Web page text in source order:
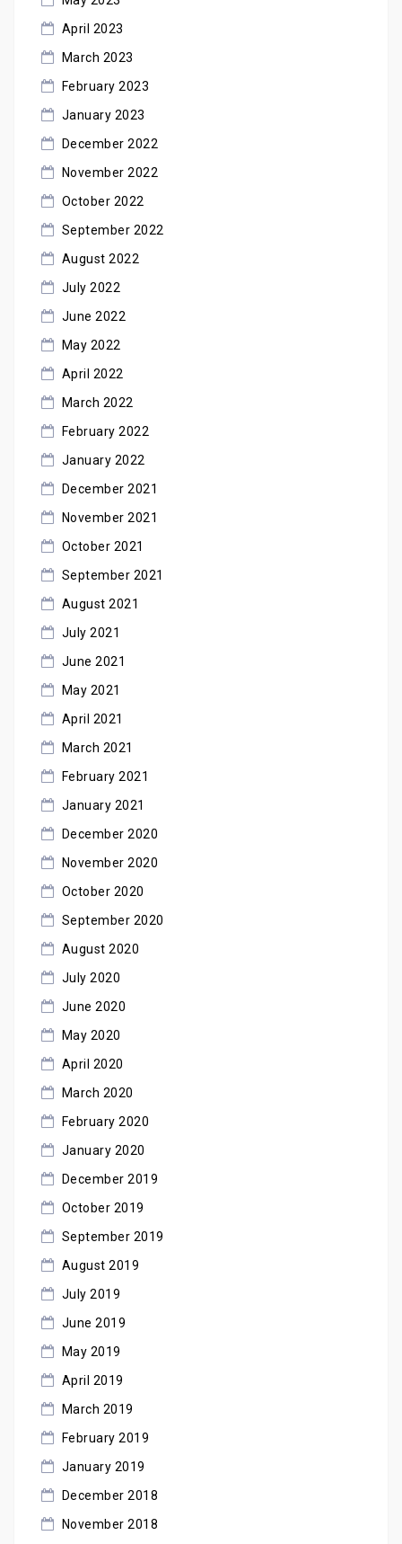
April 2023
March 2023
February 2023
January 2023
December 2022
November 2022
October 2022
September 2022
August 2022
July 2022
June 2022
May 2022
April 2022
March 2022
February 2022
January 2022
December 2021
November 2021
October 2021
September 2021
August 2021
July 2021
June 2021
May 2021
April 2021
March 2021
February 2021
January 2021
December 2020
November 2020
October 2020
September 2020
August 2020
July 2020
June 2020
May 2020
April 2020
March 2020
February 2020
January 2020
December 2019
October 2019
September 2019
August 2019
July 2019
June 2019
May 2019
April 2019
March 2019
February 2019
January 2019
December 2018
November 2018